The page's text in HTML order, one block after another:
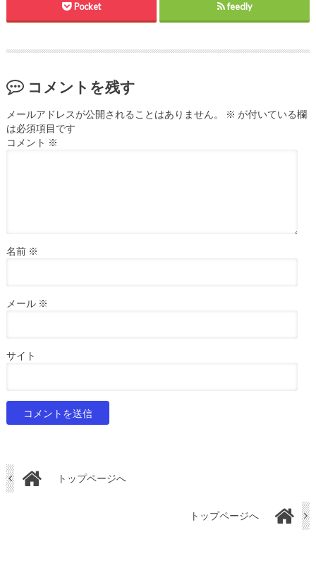
Pocket feedly
コメントを残す
メールアドレスが公開されることはありません。 ※ が付いている欄
は必須項目です
コメント ※
名前 ※
メール ※
サイト
トップページへ
トップページへ